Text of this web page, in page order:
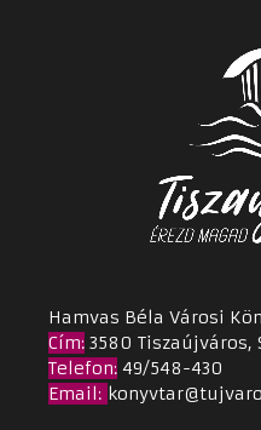
Hamvas Béla Városi
Cím: 3580 Tiszaújváros,
Telefon: 49/548-430
Email :